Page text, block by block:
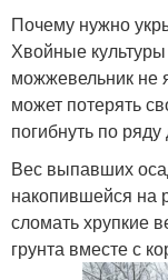
Почему нужно
Хвойные
можжевельник не
может потерять
погибнуть по
Вес выпавших
накопившейся на
сломать хрупкие
грунта вместе с